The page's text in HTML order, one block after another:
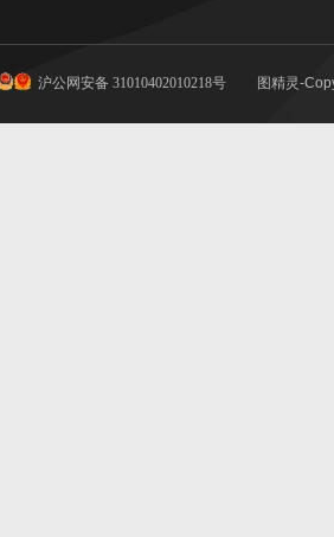
沪公网安备 31010402010218号 图精灵-